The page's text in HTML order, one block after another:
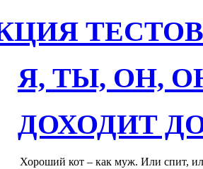
ТЕСТОВ
Я, ТЫ, ОН,
ДОХОДИТ
Хороший кот – как муж. Или спит,